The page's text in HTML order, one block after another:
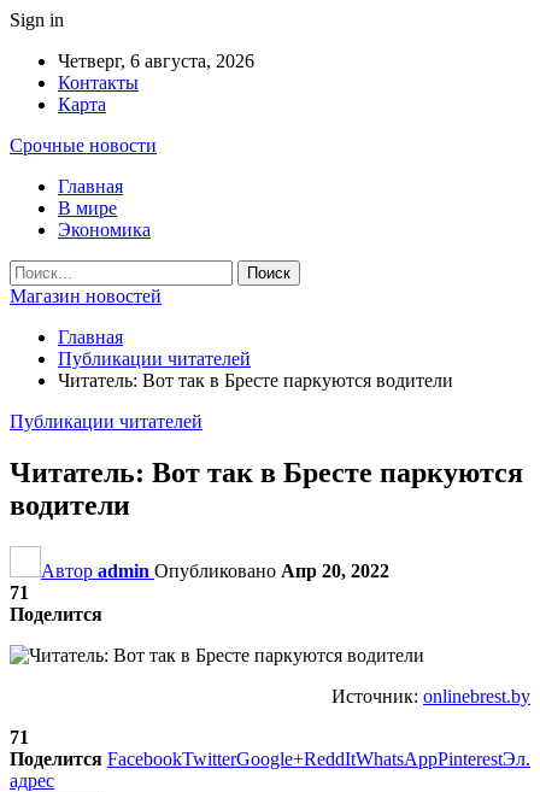
Sign in
Четверг, 6 августа, 2026
Контакты
Карта
Срочные новости
Главная
В мире
Экономика
Магазин новостей
Главная
Публикации читателей
Читатель: Вот так в Бресте паркуются водители
Публикации читателей
Читатель: Вот так в Бресте паркуются
водители
Автор admin Опубликовано Апр 20, 2022
71
Поделится
Источник: onlinebrest.by
71
Поделится FacebookTwitterGoogle+ReddItWhatsAppPinterestЭл.
адрес